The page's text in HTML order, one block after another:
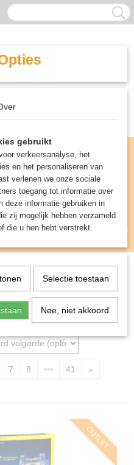
UW WINKELWAGEN
(0)
7 8 ••• 41 »
OUTLET
gebruikt
verkeersanalyse, het
en het personaliseren van
verlenen we onze sociale
toegang tot informatie over
deze informatie gebruiken in
zij mogelijk hebben verzameld
die u hen hebt verstrekt.
Selectie toestaan
Nee, niet akkoord